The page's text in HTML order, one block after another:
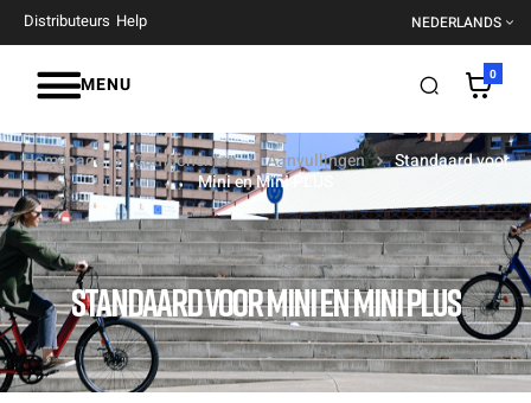
Distributeurs Help NEDERLANDS
MENU 0
STANDAARD VOOR MINI EN MINI PLUS
Homepage Componenten Aanvullingen
Standaard voor
Mini en Mini PLUS